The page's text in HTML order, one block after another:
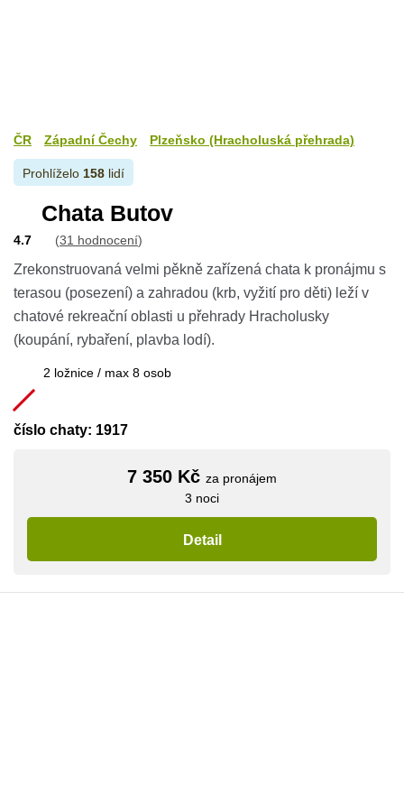
ČR Západní Čechy Plzeňsko (Hracholuská přehrada)
Prohlíželo 158 lidí
Chata Butov
4.7 (31 hodnocení)
Zrekonstruovaná velmi pěkně zařízená chata k pronájmu s
terasou (posezení) a zahradou (krb, vyžití pro děti) leží v
chatové rekreační oblasti u přehrady Hracholusky
(koupání, rybaření, plavba lodí).
2 ložnice / max 8 osob
číslo chaty: 1917
7 350 Kč za pronájem
3 noci
Detail